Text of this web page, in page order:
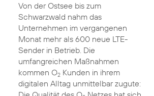
Von der Ostsee bis zum
Schwarzwald nahm das
Unternehmen im vergangenen
Monat mehr als 600 neue LTE-
Sender in Betrieb. Die
umfangreichen Maßnahmen
kommen O2Kunden in ihrem
digitalen Alltag unmittelbar zugute: